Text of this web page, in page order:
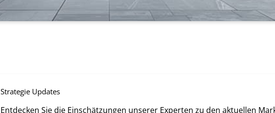
Strategie Updates
Entdecken Sie die Einschätzungen unserer Experten zu den aktuellen